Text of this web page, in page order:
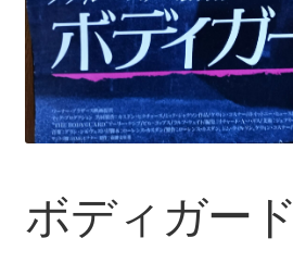
ボディガード